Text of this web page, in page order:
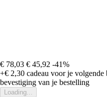
€ 78,03 € 45,92 -41%
+€ 2,30 cadeau voor je volgende
bevestiging van je bestelling
Loading...